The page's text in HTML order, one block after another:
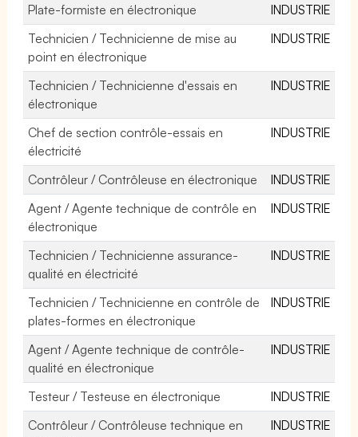
Plate-formiste en électronique
INDUSTRIE
Technicien / Technicienne de mise au
point en électronique
INDUSTRIE
Technicien / Technicienne d'essais en
électronique
INDUSTRIE
Chef de section contrôle-essais en
électricité
INDUSTRIE
Contrôleur / Contrôleuse en électronique
INDUSTRIE
Agent / Agente technique de contrôle en
électronique
INDUSTRIE
Technicien / Technicienne assurance-
qualité en électricité
INDUSTRIE
Technicien / Technicienne en contrôle de
plates-formes en électronique
INDUSTRIE
Agent / Agente technique de contrôle-
qualité en électronique
INDUSTRIE
Testeur / Testeuse en électronique
INDUSTRIE
Contrôleur / Contrôleuse technique en
INDUSTRIE